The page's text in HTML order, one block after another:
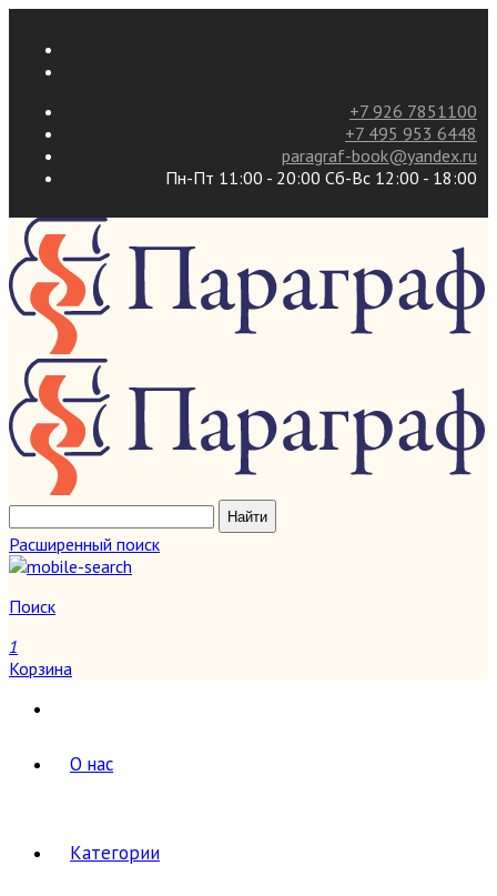
+7 926 7851100
+7 495 953 6448
paragraf-book@yandex.ru
Пн-Пт 11:00 - 20:00 Сб-Вс 12:00 - 18:00
Расширенный поиск
Поиск
1
Корзина
О нас
Категории